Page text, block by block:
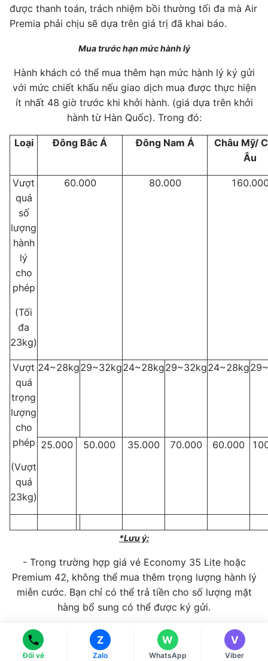
được thanh toán, trách nhiệm bồi thường tối đa mà Air
Premia phải chịu sẽ dựa trên giá trị đã khai báo.
Mua trước hạn mức hành lý
Hành khách có thể mua thêm hạn mức hành lý ký gửi
với mức chiết khấu nếu giao dịch mua được thực hiện
ít nhất 48 giờ trước khi khởi hành. (giá dựa trên khởi
hành từ Hàn Quốc). Trong đó:
Loại Đông Bắc Á Đông Nam Á
Châu Mỹ/
Âu
Vượt
quá
số
lượng
hành
lý
cho
phép
(Tối
đa
23kg)
60.000 80.000
Vượt
quá
trọng
lượng
cho
phép
(Vượt
quá
23kg)
24~28kg29~32kg24~28kg29~32kg24~28kg
25.000 50.000 35.000 70.000 60.000
*Lưu ý:
- Trong trường hợp giá vé Economy 35 Lite hoặc
Premium 42, không thể mua thêm trọng lượng hành lý
miễn cước. Bạn chỉ có thể trả tiền cho số lượng mặt
hàng bổ sung có thể được ký gửi.
- Mỗi người có thể thêm tối đa hai kiện hành lý.
- Nếu số lượng mặt hàng và trọng lượng vượt quá
Đổi vé
Z
Zalo
W
WhatsApp
Ms Hằng
(+84) 70 854 1213
(+84) 90 295 1213
V
Viber
Ms Hằng
(+84) 70 854 1213
(+84) 90 295 1213